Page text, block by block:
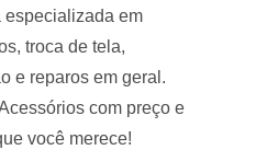
especializada em
troca de tela,
e reparos em geral.
com preço e
você merece!